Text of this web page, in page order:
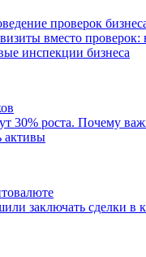
вместо проверок:
инспекции бизнеса
30% роста. Почему
активы
заключать сделки в